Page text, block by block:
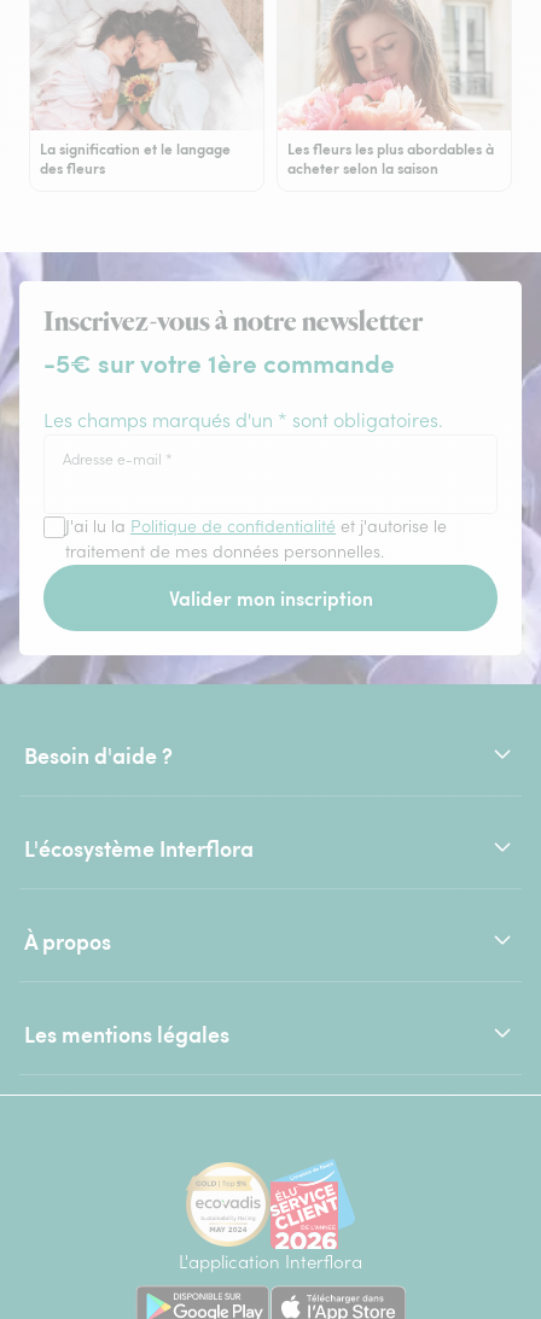
La signification et le langage
des fleurs
Les fleurs les plus abordables à
acheter selon la saison
Inscrivez-vous à notre newsletter
-5€ sur votre 1ère commande
Les champs marqués d'un * sont obligatoires.
Adresse e-mail *
J'ai lu la Politique de confidentialité et j'autorise le
traitement de mes données personnelles.
Valider mon inscription
Besoin d'aide ?
L'écosystème Interflora
À propos
Les mentions légales
L'application Interflora